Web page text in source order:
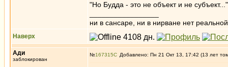
"Но Будда - это не объект и не субъект..."
ни в сансаре, ни в нирване нет
Наверх
Ади
заблокирован
№167315 Добавлено: Пн 21 Окт 13, 17:42 (13 лет